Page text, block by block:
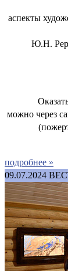
аспекты
Ю.Н.
можно через
подробнее »
09.07.2024